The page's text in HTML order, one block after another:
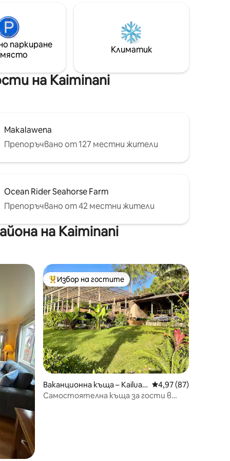
от
от
под
на
въздух за сън (не е необходим
климатик!) Зашеметяващи сияйни
залези. Това спокойно убежище,
идеално за романтични бягства,
съчетава тропическа красота,
уединение и уютен комфорт в едно
паркиране
място
Климатик
на Kaiminani
Makalawena
Препоръчвано от 127 местни жители
Ocean Rider Seahorse Farm
Препоръчвано от 42 местни жители
на Kaiminani
Най-популярен избор на гостите
Избор на гостите
Ваканционна къща – Kailua-
Kona
Средна оценка:
4,97 (87)
Самостоятелна къща за гости в